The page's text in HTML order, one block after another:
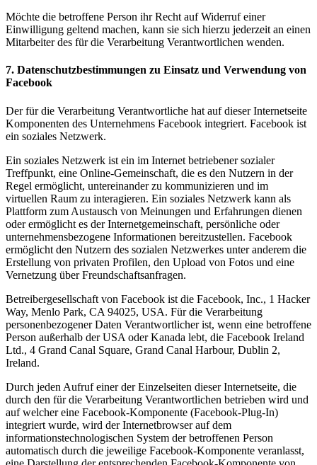
Möchte die betroffene Person ihr Recht auf Widerruf einer
Einwilligung geltend machen, kann sie sich hierzu jederzeit an einen
Mitarbeiter des für die Verarbeitung Verantwortlichen wenden.
7. Datenschutzbestimmungen zu Einsatz und Verwendung von
Facebook
Der für die Verarbeitung Verantwortliche hat auf dieser Internetseite
Komponenten des Unternehmens Facebook integriert. Facebook ist
ein soziales Netzwerk.
Ein soziales Netzwerk ist ein im Internet betriebener sozialer
Treffpunkt, eine Online-Gemeinschaft, die es den Nutzern in der
Regel ermöglicht, untereinander zu kommunizieren und im
virtuellen Raum zu interagieren. Ein soziales Netzwerk kann als
Plattform zum Austausch von Meinungen und Erfahrungen dienen
oder ermöglicht es der Internetgemeinschaft, persönliche oder
unternehmensbezogene Informationen bereitzustellen. Facebook
ermöglicht den Nutzern des sozialen Netzwerkes unter anderem die
Erstellung von privaten Profilen, den Upload von Fotos und eine
Vernetzung über Freundschaftsanfragen.
Betreibergesellschaft von Facebook ist die Facebook, Inc., 1 Hacker
Way, Menlo Park, CA 94025, USA. Für die Verarbeitung
personenbezogener Daten Verantwortlicher ist, wenn eine betroffene
Person außerhalb der USA oder Kanada lebt, die Facebook Ireland
Ltd., 4 Grand Canal Square, Grand Canal Harbour, Dublin 2,
Ireland.
Durch jeden Aufruf einer der Einzelseiten dieser Internetseite, die
durch den für die Verarbeitung Verantwortlichen betrieben wird und
auf welcher eine Facebook-Komponente (Facebook-Plug-In)
integriert wurde, wird der Internetbrowser auf dem
informationstechnologischen System der betroffenen Person
automatisch durch die jeweilige Facebook-Komponente veranlasst,